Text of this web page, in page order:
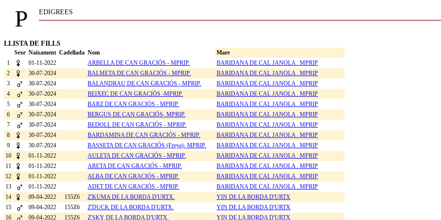
P EDIGREES
LLISTA DE FILLS
Sexe Naixament Cadellada Nom
Mare
1
01-11-2022 ARBELLA DE CAN GRACIÓS - MPRIP.
BARIDANA DE CAL JANOLA . MPRIP
2
30-07-2024 BALMETA DE CAN GRACIÓS - MPRIP.
BARIDANA DE CAL JANOLA . MPRIP
3
30-07-2024 BALANDRAU DE CAN GRACIÓS - MPRIP.
BARIDANA DE CAL JANOLA . MPRIP
4
30-07-2024 BEIXEC DE CAN GRACIÓS -MPRIP.
BARIDANA DE CAL JANOLA . MPRIP
5
30-07-2024 BARZ DE CAN GRACIÓS - MPRIP.
BARIDANA DE CAL JANOLA . MPRIP
6
30-07-2024 BERGUS DE CAN GRACIÓS- MPRIP.
BARIDANA DE CAL JANOLA . MPRIP
7
30-07-2024 BEDOLL DE CAN GRACIÓS - MPRIP.
BARIDANA DE CAL JANOLA . MPRIP
8
30-07-2024 BARDAMINA DE CAN GRACIÓS - MPRIP.
BARIDANA DE CAL JANOLA . MPRIP
9
30-07-2024 BASSETA DE CAN GRACIÓS (Freya)- MPRIP.
BARIDANA DE CAL JANOLA . MPRIP
10
01-11-2022 AULETA DE CAN GRACIÓS - MPRIP.
BARIDANA DE CAL JANOLA . MPRIP
11
01-11-2022 ARETA DE CAN GRACIÓS - MPRIP.
BARIDANA DE CAL JANOLA . MPRIP
12
01-11-2022 ALBA DE CAN GRACIÓS - MPRIP.
BARIDANA DE CAL JANOLA . MPRIP
13
01-11-2022 ADET DE CAN GRACIÓS - MPRIP.
BARIDANA DE CAL JANOLA . MPRIP
14
09-04-2022 155Z6 Z'KUMA DE LA BORDA D'URTX.
YIN DE LA BORDA D'URTX
15
09-04-2022 155Z6 Z'DUCK DE LA BORDA D'URTX.
YIN DE LA BORDA D'URTX
16
09-04-2022 155Z6 Z'SKY DE LA BORDA D'URTX.
YIN DE LA BORDA D'URTX